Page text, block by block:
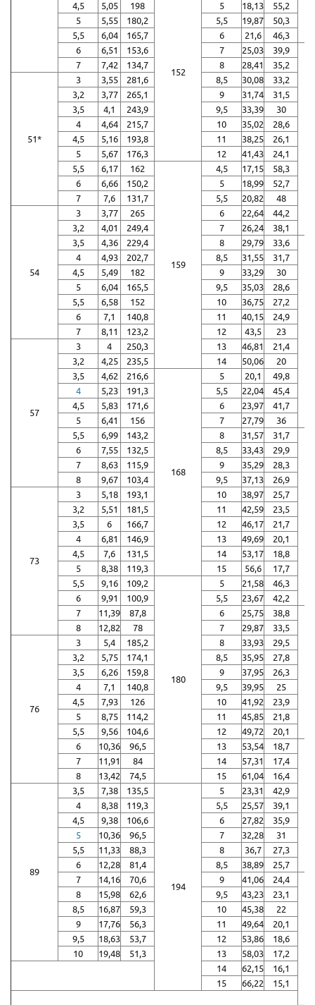
152
4,5 5,05 198 5 18,13
55,2
5
5,55 180,2 5,5 19,87
50,3
5,5
6,04 165,7 6 21,6
46,3
6
6,51 153,6 7 25,03 39,9
7 7,42 134,7 8 28,41 35,2
51*
3 3,55 281,6 8,5 30,08
33,2
3,2
3,77 265,1 9 31,74
31,5
3,5
4,1 243,9 9,5 33,39
30
4
4,64 215,7 10 35,02
28,6
4,5
5,16 193,8 11 38,25
26,1
5
5,67 176,3 12 41,43
24,1
5,5
6,17 162
159
4,5 17,15
58,3
6
6,66 150,2 5 18,99
52,7
7
7,6 131,7 5,5 20,82 48
54
3 3,77 265 6 22,64
44,2
3,2
4,01 249,4 7 26,24
38,1
3,5
4,36 229,4 8 29,79 33,6
4 4,93 202,7 8,5 31,55
31,7
4,5
5,49 182 9 33,29
30
5
6,04 165,5 9,5 35,03
28,6
5,5
6,58 152 10 36,75
27,2
6
7,1 140,8 11 40,15
24,9
7
8,11 123,2 12 43,5 23
57
3 4 250,3 13 46,81
21,4
3,2
4,25 235,5 14 50,06
20
3,5
4,62 216,6
168
5 20,1
49,8
4
5,23 191,3 5,5 22,04
45,4
4,5
5,83 171,6 6 23,97
41,7
5
6,41 156 7 27,79
36
5,5
6,99 143,2 8 31,57 31,7
6 7,55 132,5 8,5 33,43
29,9
7
8,63 115,9 9 35,29
28,3
8
9,67 103,4 9,5 37,13 26,9
73
3 5,18 193,1 10 38,97
25,7
3,2
5,51 181,5 11 42,59
23,5
3,5
6 166,7 12 46,17
21,7
4
6,81 146,9 13 49,69
20,1
4,5
7,6 131,5 14 53,17
18,8
5
8,38 119,3 15 56,6
17,7
5,5
9,16 109,2
180
5 21,58
46,3
6
9,91 100,9 5,5 23,67
42,2
7
11,39 87,8 6 25,75 38,8
8 12,82 78 7 29,87 33,5
76
3 5,4 185,2 8 33,93
29,5
3,2
5,75 174,1 8,5 35,95
27,8
3,5
6,26 159,8 9 37,95
26,3
4
7,1 140,8 9,5 39,95
25
4,5
7,93 126 10 41,92
23,9
5
8,75 114,2 11 45,85
21,8
5,5
9,56 104,6 12 49,72
20,1
6
10,36 96,5 13 53,54 18,7
7 11,91 84 14 57,31
17,4
8
13,42 74,5 15 61,04 16,4
89
3,5 7,38 135,5
194
5 23,31
42,9
4
8,38 119,3 5,5 25,57
39,1
4,5
9,38 106,6 6 27,82
35,9
5
10,36 96,5 7 32,28
31
5,5
11,33 88,3 8 36,7
27,3
6
12,28 81,4 8,5 38,89
25,7
7
14,16 70,6 9 41,06 24,4
8 15,98 62,6 9,5 43,23
23,1
8,5
16,87 59,3 10 45,38
22
9
17,76 56,3 11 49,64
20,1
9,5
18,63 53,7 12 53,86
18,6
10
19,48 51,3 13 58,03
17,2
14
62,15
16,1
15
66,22 15,1